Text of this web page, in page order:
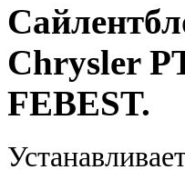
Chrysler
FEBEST.